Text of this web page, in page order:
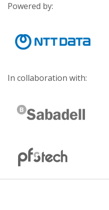
Powered by:
In collaboration with: